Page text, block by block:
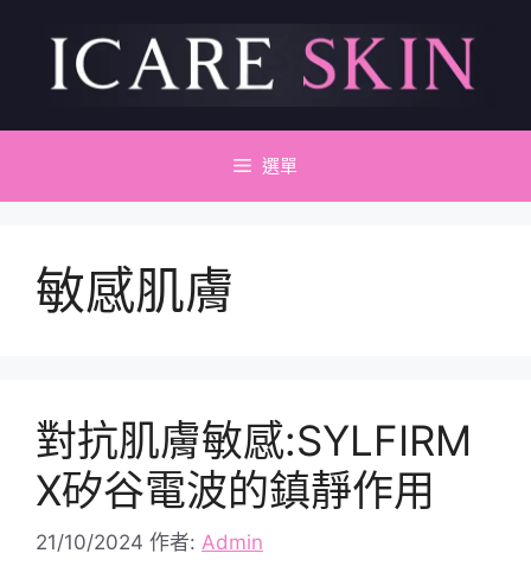
內
選單
敏感肌膚
對抗肌膚敏感:SYLFIRM
X矽谷電波的鎮靜作用
21/10/2024 作者: Admin